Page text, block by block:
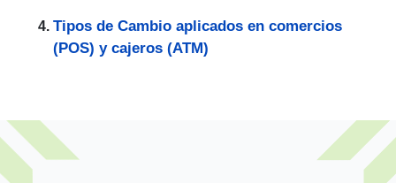
Tipos de Cambio aplicados en comercios
(POS) y cajeros (ATM)